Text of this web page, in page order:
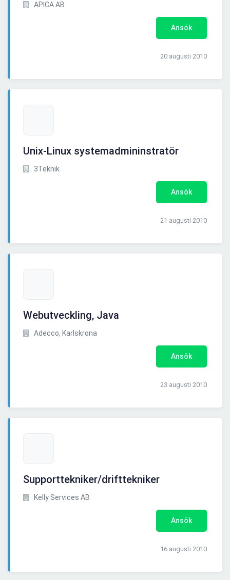
APICA AB
Ansök
20 augusti 2010
Unix-Linux systemadmininstratör
3Teknik
Ansök
21 augusti 2010
Webutveckling, Java
Adecco, Karlskrona
Ansök
23 augusti 2010
Supporttekniker/drifttekniker
Kelly Services AB
Ansök
16 augusti 2010